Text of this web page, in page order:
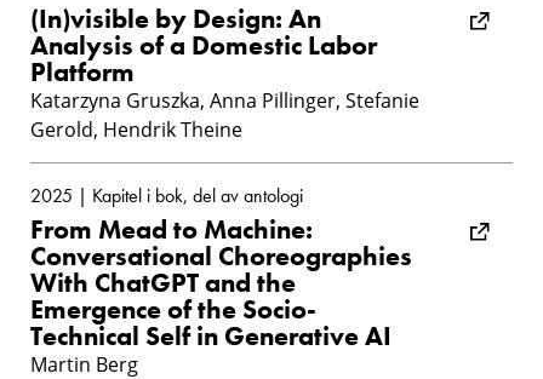
(In)visible by Design: An
Analysis of a Domestic Labor
Platform
Katarzyna Gruszka, Anna Pillinger, Stefanie
Gerold, Hendrik Theine
2025 | Kapitel i bok, del av antologi
From Mead to Machine:
Conversational Choreographies
With ChatGPT and the
Emergence of the Socio-
Technical Self in Generative AI
Martin Berg